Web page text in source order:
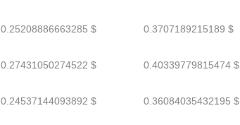
0.25208886663285 $ 0.3707189215189 $
0.27431050274522 $ 0.40339779815474 $
0.24537144093892 $ 0.36084035432195 $